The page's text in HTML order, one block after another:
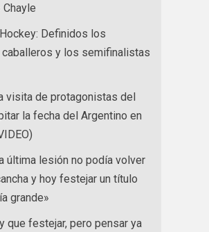
Definidos los
y los semifinalistas
visita de protagonistas del
la fecha del Argentino en
última lesión no podía volver
y hoy festejar un título
grande»
que festejar, pero pensar ya